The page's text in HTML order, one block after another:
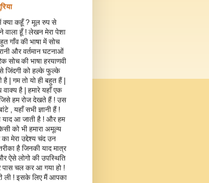
क्या कहूँ ? मूल रुप से
वाला हूँ ! लेखन मेरा पेशा
गाँव की भाषा में सोच
और वर्तमान घटनाओं
सोच की भाषा हरयाणवी
जिंदगी को हल्के फुल्के
| गम तो यो ही बहुत हैं |
है | हमारे यहाँ एक
हम रोज देखते हैं ! उस
, यहाँ सभी ज्ञानी हैं !
आ जाती है ! और हम
को भी हमारा अमूल्य
का मेरा उद्देश्य चंद उन
है जिनकी याद मात्र
ऐसे लोगो की उपस्थिति
पास चल कर आ गया हो !
ली ! इसके लिए मैं आपका